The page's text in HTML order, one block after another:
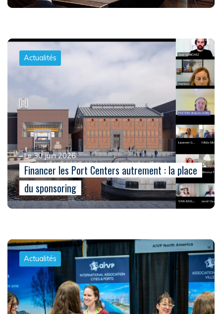
Actualités
Le 30 juin 2026
Financer les Port Centers autrement : la place
du sponsoring
Actualités